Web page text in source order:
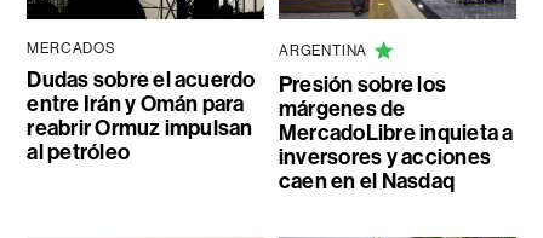
MERCADOS
Dudas sobre el acuerdo
entre Irán y Omán para
reabrir Ormuz impulsan
al petróleo
ARGENTINA
Presión sobre los
márgenes de
MercadoLibre inquieta a
inversores y acciones
caen en el Nasdaq